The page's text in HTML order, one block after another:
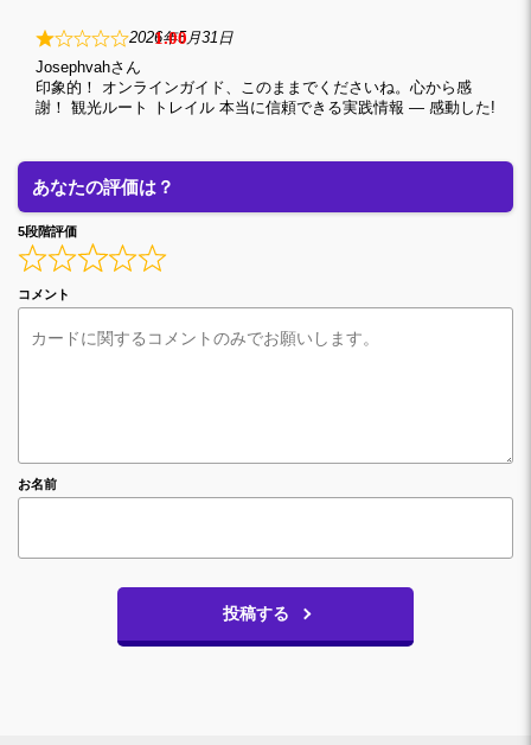
1
2026年5月31日
印象的！ オンラインガイド、このままでくださいね。心から感
謝！ 観光ルート トレイル 本当に信頼できる実践情報 — 感動した!
Josephvah
あなたの評価は？
5段階評価
コメント
お名前
投稿する